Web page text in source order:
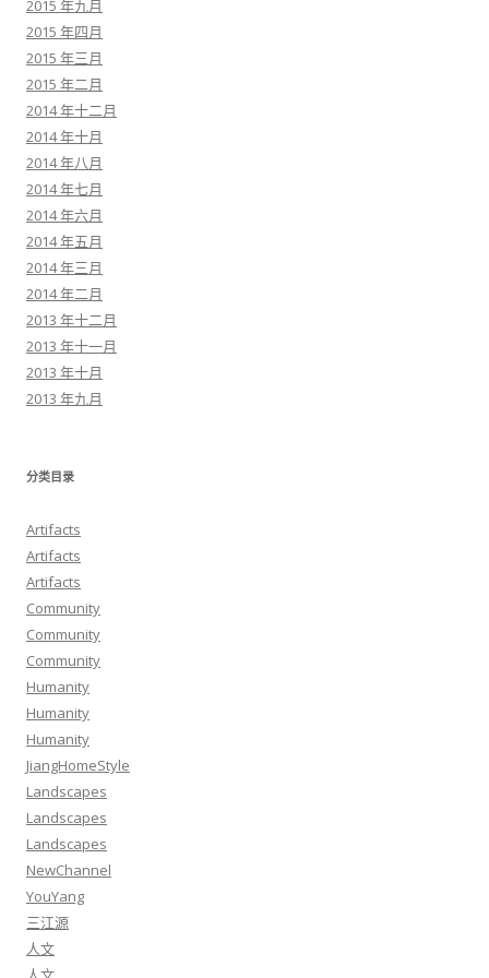
2015 年九月
2015 年四月
2015 年三月
2015 年二月
2014 年十二月
2014 年十月
2014 年八月
2014 年七月
2014 年六月
2014 年五月
2014 年三月
2014 年二月
2013 年十二月
2013 年十一月
2013 年十月
2013 年九月
分类目录
Artifacts
Artifacts
Artifacts
Community
Community
Community
Humanity
Humanity
Humanity
JiangHomeStyle
Landscapes
Landscapes
Landscapes
NewChannel
YouYang
三江源
人文